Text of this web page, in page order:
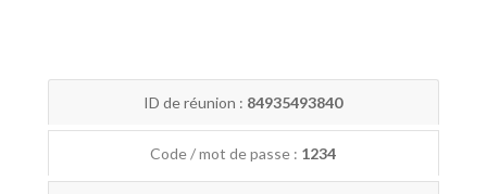
ID de réunion : 84935493840
Code / mot de passe : 1234